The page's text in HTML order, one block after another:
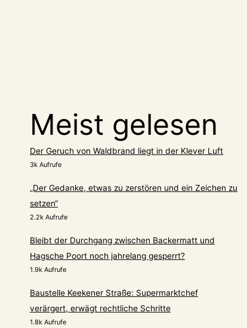
Meist gelesen
Der Geruch von Waldbrand liegt in der Klever Luft
3k Aufrufe
„Der Gedanke, etwas zu zerstören und ein Zeichen zu
setzen“
2.2k Aufrufe
Bleibt der Durchgang zwischen Backermatt und
Hagsche Poort noch jahrelang gesperrt?
1.9k Aufrufe
Baustelle Keekener Straße: Supermarktchef
verärgert, erwägt rechtliche Schritte
1.8k Aufrufe